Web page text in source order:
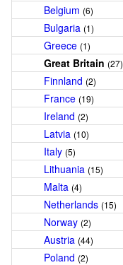
Belgium (6)
Bulgaria (1)
Greece (1)
Great Britain (27)
Finnland (2)
France (19)
Ireland (2)
Latvia (10)
Italy (5)
Lithuania (15)
Malta (4)
Netherlands (15)
Norway (2)
Austria (44)
Poland (2)